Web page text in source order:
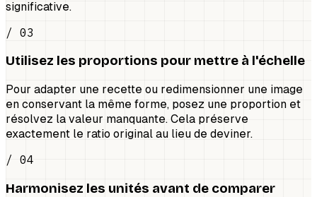
significative.
/ 03
Utilisez les proportions pour mettre à l'échelle
Pour adapter une recette ou redimensionner une image
en conservant la même forme, posez une proportion et
résolvez la valeur manquante. Cela préserve
exactement le ratio original au lieu de deviner.
/ 04
Harmonisez les unités avant de comparer